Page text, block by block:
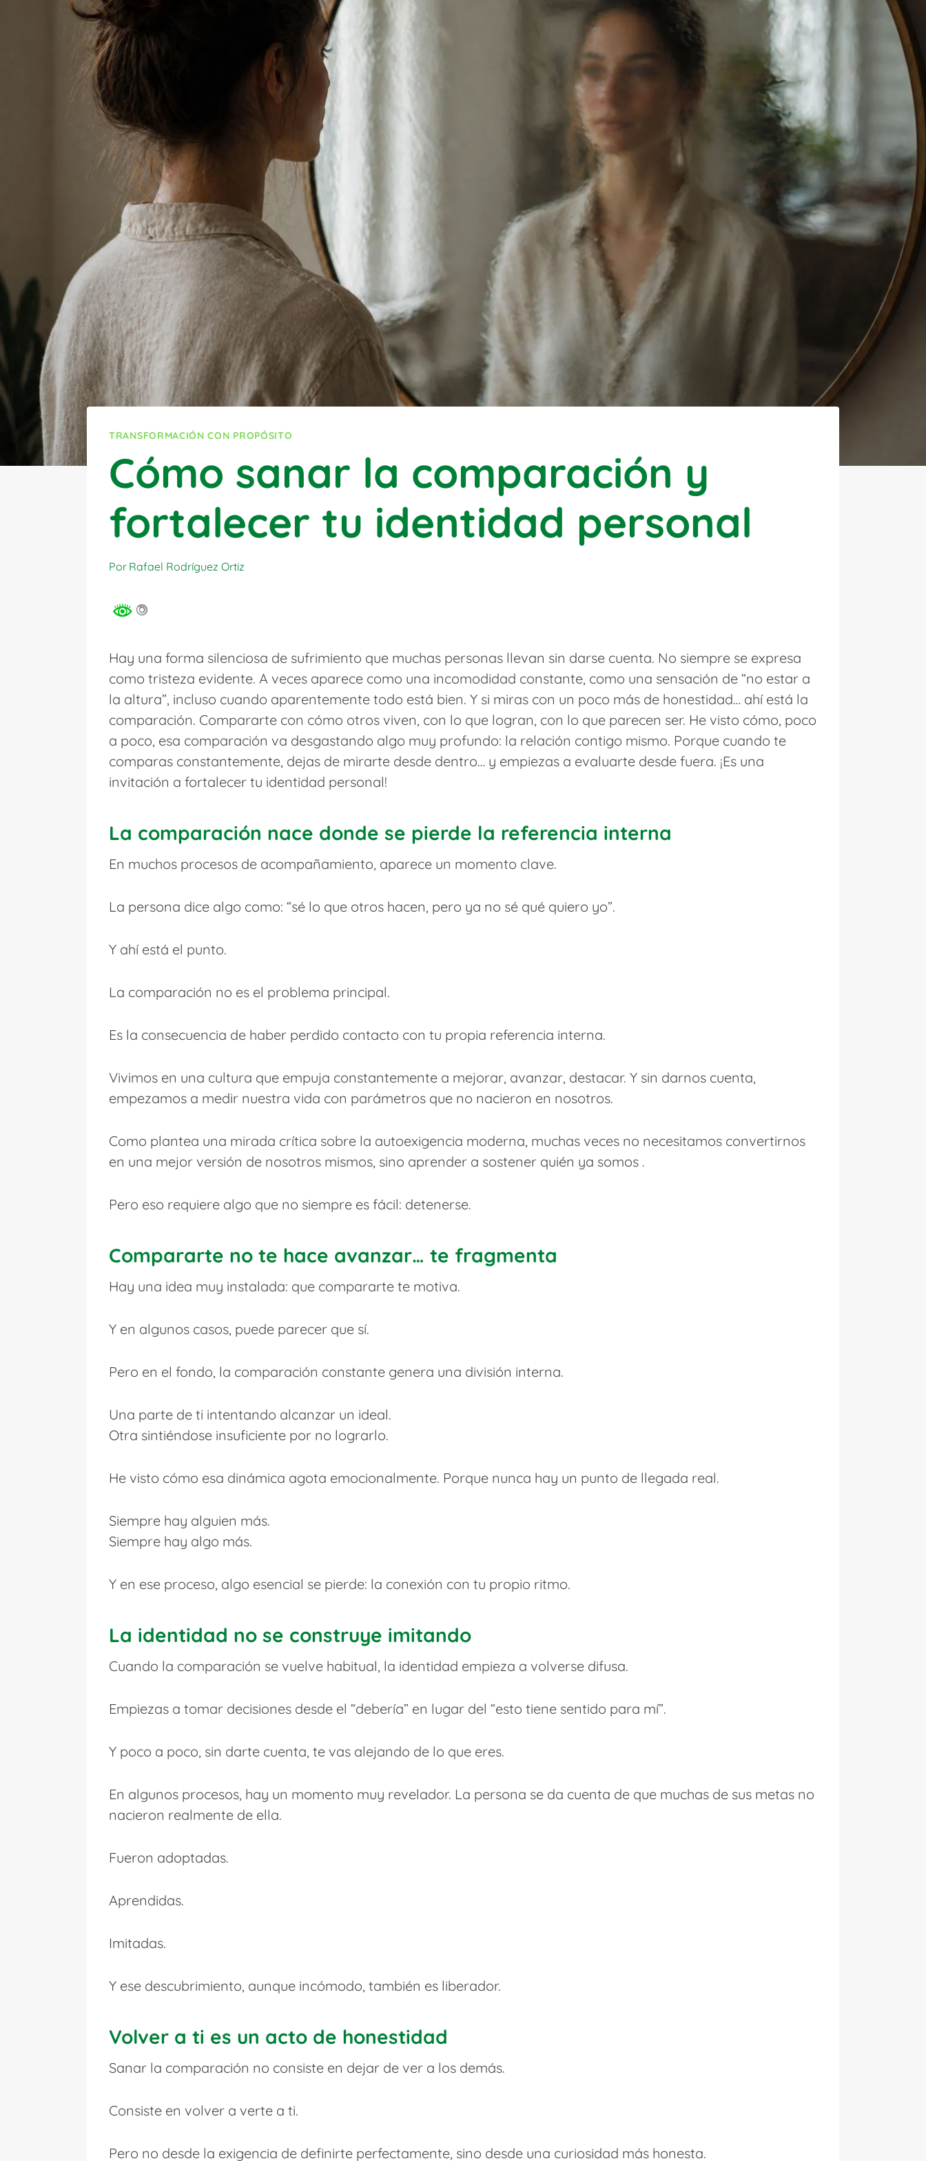
TRANSFORMACIÓN CON PROPÓSITO
Cómo sanar la comparación y
fortalecer tu identidad personal
Por Rafael Rodríguez Ortiz
Hay una forma silenciosa de sufrimiento que muchas personas llevan sin darse cuenta. No siempre se expresa
como tristeza evidente. A veces aparece como una incomodidad constante, como una sensación de “no estar a
la altura”, incluso cuando aparentemente todo está bien. Y si miras con un poco más de honestidad… ahí está la
comparación. Compararte con cómo otros viven, con lo que logran, con lo que parecen ser. He visto cómo, poco
a poco, esa comparación va desgastando algo muy profundo: la relación contigo mismo. Porque cuando te
comparas constantemente, dejas de mirarte desde dentro… y empiezas a evaluarte desde fuera. ¡Es una
invitación a fortalecer tu identidad personal!
La comparación nace donde se pierde la referencia interna
En muchos procesos de acompañamiento, aparece un momento clave.
La persona dice algo como: “sé lo que otros hacen, pero ya no sé qué quiero yo”.
Y ahí está el punto.
La comparación no es el problema principal.
Es la consecuencia de haber perdido contacto con tu propia referencia interna.
Vivimos en una cultura que empuja constantemente a mejorar, avanzar, destacar. Y sin darnos cuenta,
empezamos a medir nuestra vida con parámetros que no nacieron en nosotros.
Como plantea una mirada crítica sobre la autoexigencia moderna, muchas veces no necesitamos convertirnos
en una mejor versión de nosotros mismos, sino aprender a sostener quién ya somos .
Pero eso requiere algo que no siempre es fácil: detenerse.
Compararte no te hace avanzar… te fragmenta
Hay una idea muy instalada: que compararte te motiva.
Y en algunos casos, puede parecer que sí.
Pero en el fondo, la comparación constante genera una división interna.
Una parte de ti intentando alcanzar un ideal.
Otra sintiéndose insuficiente por no lograrlo.
He visto cómo esa dinámica agota emocionalmente. Porque nunca hay un punto de llegada real.
Siempre hay alguien más.
Siempre hay algo más.
Y en ese proceso, algo esencial se pierde: la conexión con tu propio ritmo.
La identidad no se construye imitando
Cuando la comparación se vuelve habitual, la identidad empieza a volverse difusa.
Empiezas a tomar decisiones desde el “debería” en lugar del “esto tiene sentido para mí”.
Y poco a poco, sin darte cuenta, te vas alejando de lo que eres.
En algunos procesos, hay un momento muy revelador. La persona se da cuenta de que muchas de sus metas no
nacieron realmente de ella.
Fueron adoptadas.
Aprendidas.
Imitadas.
Y ese descubrimiento, aunque incómodo, también es liberador.
Volver a ti es un acto de honestidad
Sanar la comparación no consiste en dejar de ver a los demás.
Consiste en volver a verte a ti.
Pero no desde la exigencia de definirte perfectamente, sino desde una curiosidad más honesta.